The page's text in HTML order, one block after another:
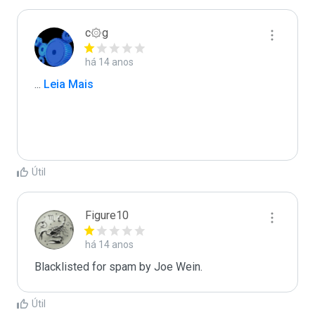
c۞g
há 14 anos
... Leia Mais
Útil
Figure10
há 14 anos
Blacklisted for spam by Joe Wein.
Útil